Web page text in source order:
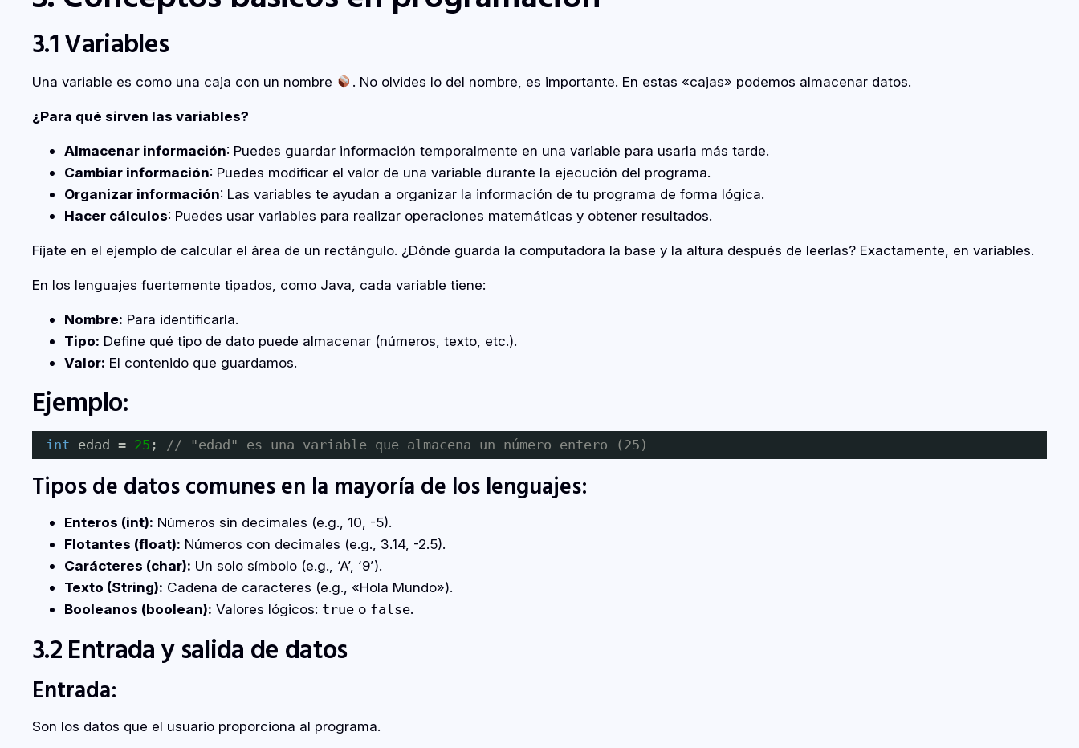
3.1 Variables
Una variable es como una caja con un nombre . No olvides lo del nombre, es importante. En estas «cajas» podemos almacenar datos.
¿Para qué sirven las variables?
Almacenar información: Puedes guardar información temporalmente en una variable para usarla más tarde.
Cambiar información: Puedes modificar el valor de una variable durante la ejecución del programa.
Organizar información: Las variables te ayudan a organizar la información de tu programa de forma lógica.
Hacer cálculos: Puedes usar variables para realizar operaciones matemáticas y obtener resultados.
Fíjate en el ejemplo de calcular el área de un rectángulo. ¿Dónde guarda la computadora la base y la altura después de leerlas? Exactamente, en variables.
En los lenguajes fuertemente tipados, como Java, cada variable tiene:
Nombre: Para identificarla.
Tipo: Define qué tipo de dato puede almacenar (números, texto, etc.).
Valor: El contenido que guardamos.
Ejemplo:
int edad = 25 ; // "edad" es una variable que almacena un número entero (25)
Tipos de datos comunes en la mayoría de los lenguajes:
Enteros (int): Números sin decimales (e.g., 10, -5).
Flotantes (float): Números con decimales (e.g., 3.14, -2.5).
Carácteres (char): Un solo símbolo (e.g., ‘A’, ‘9’).
Texto (String): Cadena de caracteres (e.g., «Hola Mundo»).
Booleanos (boolean): Valores lógicos: true o false.
3.2 Entrada y salida de datos
Entrada:
Son los datos que el usuario proporciona al programa.